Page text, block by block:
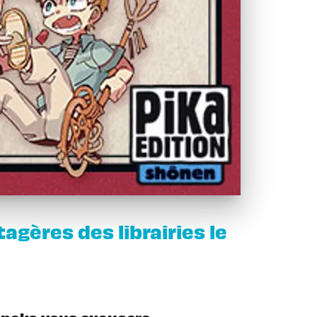
des librairies le